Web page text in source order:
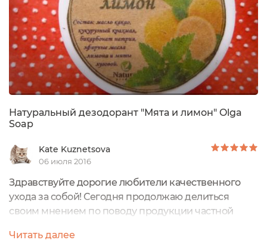
Натуральный дезодорант "Мята и лимон" Olga
Soap
Kate Kuznetsova
06 июля 2016
Здравствуйте дорогие любители качественного
ухода за собой! Сегодня продолжаю делиться
своим мнением по поводу продукции частной
прекрасном дезодоранте "Мята и лаванда", сегодня
Читать далее